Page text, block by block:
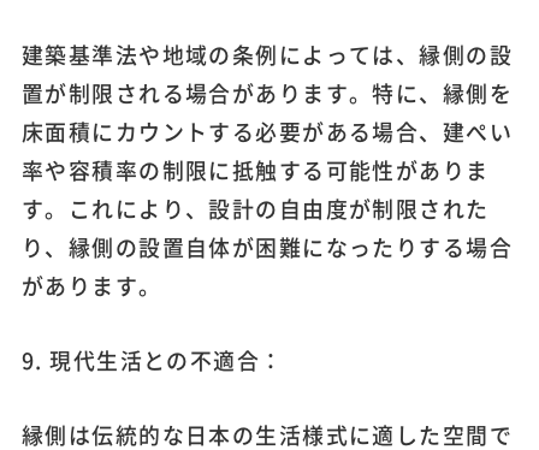
建築基準法や地域の条例によっては、縁側の設
置が制限される場合があります。特に、縁側を
床面積にカウントする必要がある場合、建ぺい
率や容積率の制限に抵触する可能性がありま
す。これにより、設計の自由度が制限された
り、縁側の設置自体が困難になったりする場合
があります。
9. 現代生活との不適合：
縁側は伝統的な日本の生活様式に適した空間で